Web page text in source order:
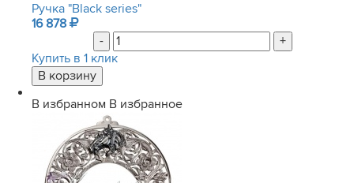
Ручка "Black series"
16 878
-
+
Купить в 1 клик
В избранном В избранное